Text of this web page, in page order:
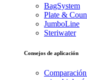
BagSystem
Plate &
JumboLine
Steriwater
Consejos de aplicación